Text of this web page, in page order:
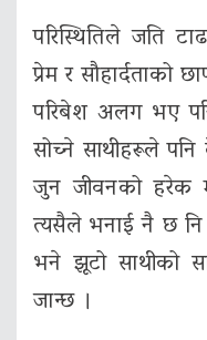
परिस्थितिले जति
प्रेम र सौहार्दताको
परिबेश अलग भए
सोच्ने साथीहरूले
जुन जीवनको हरेक
त्यसैले भनाई नै छ नि
भने झूटो साथीको
जान्छ ।